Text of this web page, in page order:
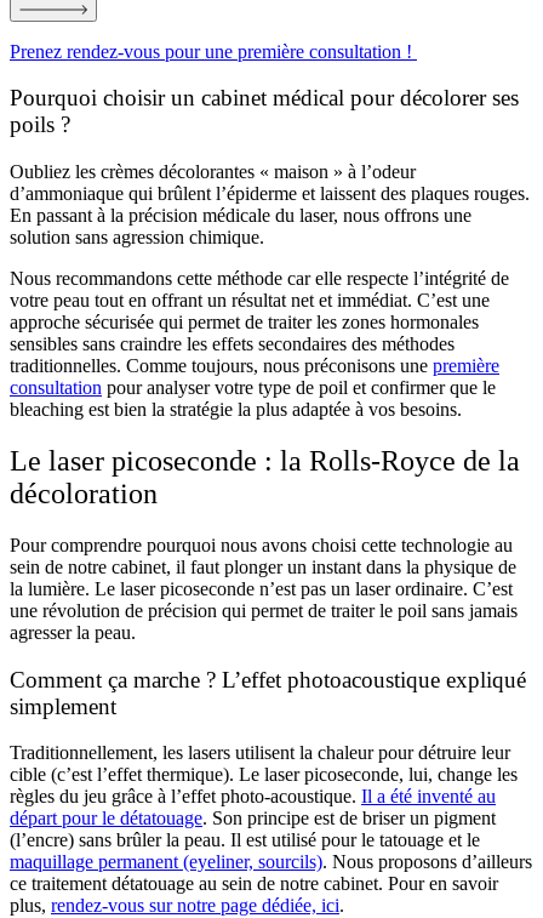
Prenez rendez-vous pour une première consultation !
Pourquoi choisir un cabinet médical pour décolorer ses
poils ?
Oubliez les crèmes décolorantes « maison » à l’odeur
d’ammoniaque qui brûlent l’épiderme et laissent des plaques rouges.
En passant à la précision médicale du laser, nous offrons une
solution sans agression chimique.
Nous recommandons cette méthode car elle respecte l’intégrité de
votre peau tout en offrant un résultat net et immédiat. C’est une
approche sécurisée qui permet de traiter les zones hormonales
sensibles sans craindre les effets secondaires des méthodes
traditionnelles. Comme toujours, nous préconisons une première
consultation pour analyser votre type de poil et confirmer que le
bleaching est bien la stratégie la plus adaptée à vos besoins.
Le laser picoseconde : la Rolls-Royce de la
décoloration
Pour comprendre pourquoi nous avons choisi cette technologie au
sein de notre cabinet, il faut plonger un instant dans la physique de
la lumière. Le laser picoseconde n’est pas un laser ordinaire. C’est
une révolution de précision qui permet de traiter le poil sans jamais
agresser la peau.
Comment ça marche ? L’effet photoacoustique expliqué
simplement
Traditionnellement, les lasers utilisent la chaleur pour détruire leur
cible (c’est l’effet thermique). Le laser picoseconde, lui, change les
règles du jeu grâce à l’effet photo-acoustique. Il a été inventé au
départ pour le détatouage. Son principe est de briser un pigment
(l’encre) sans brûler la peau. Il est utilisé pour le tatouage et le
maquillage permanent (eyeliner, sourcils). Nous proposons d’ailleurs
ce traitement détatouage au sein de notre cabinet. Pour en savoir
plus, rendez-vous sur notre page dédiée, ici.